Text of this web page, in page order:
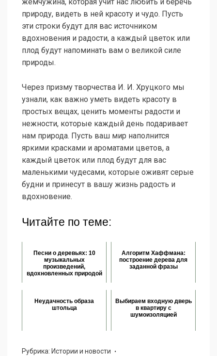
природу, видеть в ней красоту и чудо. Пусть
эти строки будут для вас источником
вдохновения и радости, а каждый цветок или
плод будут напоминать вам о великой силе
природы.
Через призму творчества И. И. Хруцкого мы
узнали, как важно уметь видеть красоту в
простых вещах, ценить моменты радости и
нежности, которые каждый день подаривает
нам природа. Пусть ваш мир наполнится
яркими красками и ароматами цветов, а
каждый цветок или плод будут для вас
маленькими чудесами, которые оживят серые
будни и принесут в вашу жизнь радость и
вдохновение.
Читайте по теме:
Песни о деревьях: 10
музыкальных
произведений,
вдохновленных природой
Алгоритм Хаффмана:
построение дерева для
заданной фразы
Неудачность образа
штольца
Выбираем входную дверь
в квартиру с
шумоизоляцией
Рубрика: Истории и новости